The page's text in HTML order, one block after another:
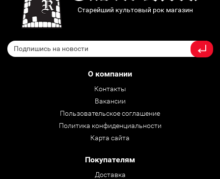
Старейший культовый рок магазин
О компании
Контакты
Вакансии
Пользовательское соглашение
Политика конфиденциальности
Карта сайта
Покупателям
Доставка